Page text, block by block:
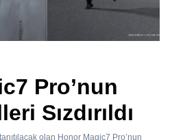
Pro’nun
Sızdırıldı
olan Honor Magic7 Pro’nun